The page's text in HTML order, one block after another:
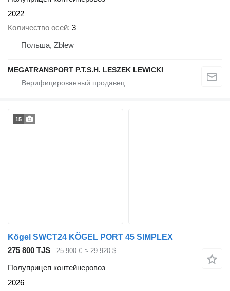
2022
Количество осей 3
Польша, Zblew
MEGATRANSPORT P.T.S.H. LESZEK LEWICKI
15
Kögel SWCT24 KÖGEL PORT 45 SIMPLEX
275 800 TJS
25 900 € ≈ 29 920 $
Полуприцеп контейнеровоз
2026